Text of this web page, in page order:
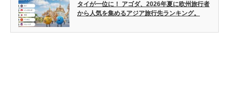
タイが一位に！ アゴダ、2026年夏に欧州旅行者
から人気を集めるアジア旅行先ランキング。